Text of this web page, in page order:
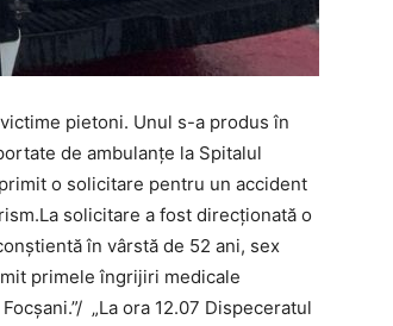
pietoni. Unul s-a produs în
de ambulanțe la Spitalul
o solicitare pentru un accident
solicitare a fost direcționată o
în vârstă de 52 ani, sex
primele îngrijiri medicale
„La ora 12.07 Dispeceratul